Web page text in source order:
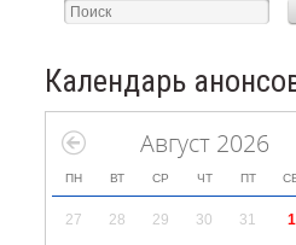
Календарь
Август 2026
ПН ВТ СР ЧТ ПТ
27 28 29 30 31 1